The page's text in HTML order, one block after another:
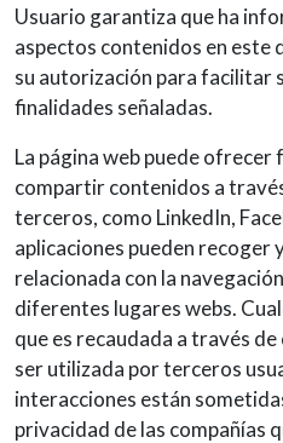
Usuario garantiza que ha
aspectos contenidos en este
su autorización para facilitar
finalidades señaladas.
La página web puede ofrecer
compartir contenidos a
terceros, como LinkedIn,
aplicaciones pueden
relacionada con la
diferentes lugares webs.
que es recaudada a través
ser utilizada por terceros
interacciones están
privacidad de las compañías